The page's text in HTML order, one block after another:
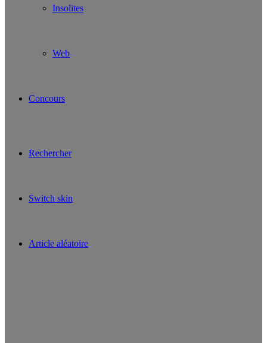
Insolites
Web
Concours
Rechercher
Switch skin
Article aléatoire